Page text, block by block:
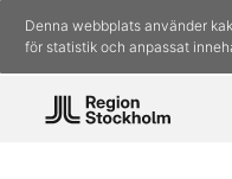
Denna webbplats använder
för statistik och anpassat